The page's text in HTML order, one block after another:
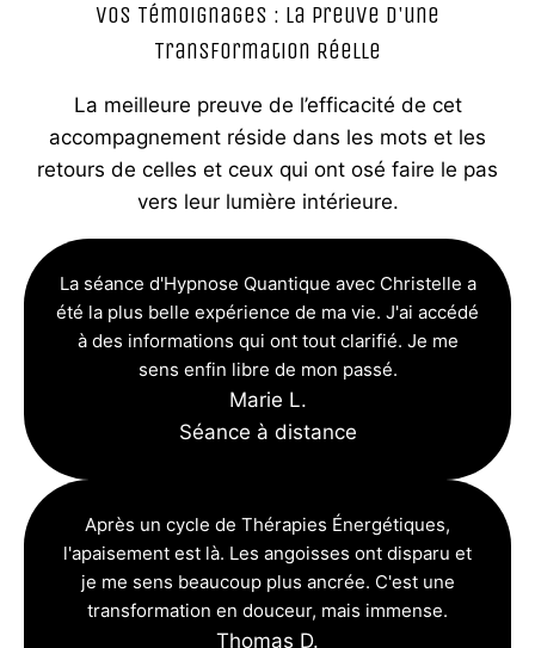
Vos Témoignages : La Preuve d'une
Transformation Réelle
La meilleure preuve de l’efficacité de cet
accompagnement réside dans les mots et les
retours de celles et ceux qui ont osé faire le pas
vers leur lumière intérieure.
La séance d'Hypnose Quantique avec Christelle a
été la plus belle expérience de ma vie. J'ai accédé
à des informations qui ont tout clarifié. Je me
sens enfin libre de mon passé.
Marie L.
Séance à distance
Après un cycle de Thérapies Énergétiques,
l'apaisement est là. Les angoisses ont disparu et
je me sens beaucoup plus ancrée. C'est une
transformation en douceur, mais immense.
Thomas D.